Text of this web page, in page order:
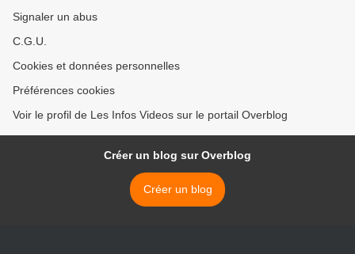
Signaler un abus
C.G.U.
Cookies et données personnelles
Préférences cookies
Voir le profil de Les Infos Videos sur le portail Overblog
Créer un blog sur Overblog
Créer un blog